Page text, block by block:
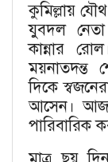
কুমিল্লায়
যুবদল
কান্নার
ময়নাতদন্ত
দিকে
আসেন। আজ
পারিবারিক